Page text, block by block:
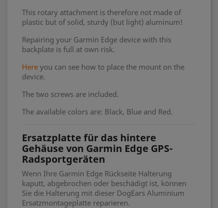
This rotary attachment is therefore not made of
plastic but of solid, sturdy (but light) aluminum!
Repairing your Garmin Edge device with this
backplate is full at own risk.
Here you can see how to place the mount on the
device.
The two screws are included.
The available colors are: Black, Blue and Red.
Ersatzplatte für das hintere
Gehäuse von Garmin Edge GPS-
Radsportgeräten
Wenn Ihre Garmin Edge Rückseite Halterung
kaputt, abgebrochen oder beschädigt ist, können
Sie die Halterung mit dieser DogEars Aluminium
Ersatzmontageplatte reparieren.